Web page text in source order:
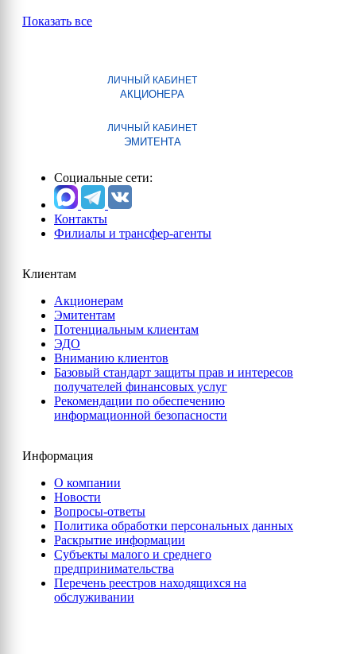
Показать все
ЛИЧНЫЙ КАБИНЕТ
АКЦИОНЕРА
ЛИЧНЫЙ КАБИНЕТ
ЭМИТЕНТА
Социальные сети:
Контакты
Филиалы и трансфер-агенты
Клиентам
Акционерам
Эмитентам
Потенциальным клиентам
ЭДО
Вниманию клиентов
Базовый стандарт защиты прав и интересов
получателей финансовых услуг
Рекомендации по обеспечению
информационной безопасности
Информация
О компании
Новости
Вопросы-ответы
Политика обработки персональных данных
Раскрытие информации
Субъекты малого и среднего
предпринимательства
Перечень реестров находящихся на
обслуживании